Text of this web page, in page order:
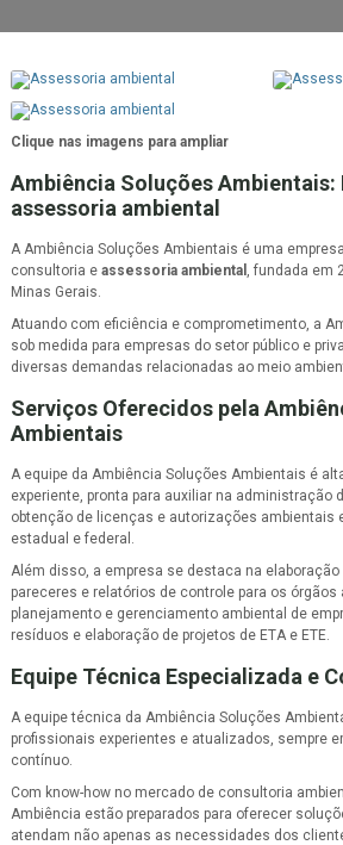
Clique nas imagens para ampliar
Ambiência Soluções Ambientais:
assessoria ambiental
A Ambiência Soluções Ambientais é uma
consultoria e assessoria ambiental , fundada em
Minas Gerais.
Atuando com eficiência e comprometimento, a
sob medida para empresas do setor público e
diversas demandas relacionadas ao meio
Serviços Oferecidos pela
Ambientais
A equipe da Ambiência Soluções Ambientais é
experiente, pronta para auxiliar na administração
obtenção de licenças e autorizações ambientais
estadual e federal.
Além disso, a empresa se destaca na elaboração
pareceres e relatórios de controle para os
planejamento e gerenciamento ambiental de
resíduos e elaboração de projetos de ETA e ETE.
Equipe Técnica Especializada e
A equipe técnica da Ambiência Soluções
profissionais experientes e atualizados, sempre
contínuo.
Com know-how no mercado de consultoria
Ambiência estão preparados para oferecer
atendam não apenas as necessidades dos